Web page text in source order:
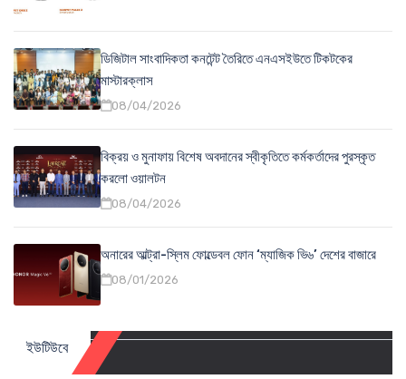
ডিজিটাল সাংবাদিকতা কনটেন্ট তৈরিতে এনএসইউতে টিকটকের
মাস্টারক্লাস
08/04/2026
বিক্রয় ও মুনাফায় বিশেষ অবদানের স্বীকৃতিতে কর্মকর্তাদের পুরস্কৃত
করলো ওয়ালটন
08/04/2026
অনারের আল্ট্রা-স্লিম ফোল্ডেবল ফোন ‘ম্যাজিক ভি৬’ দেশের বাজারে
08/01/2026
ইউটিউবে